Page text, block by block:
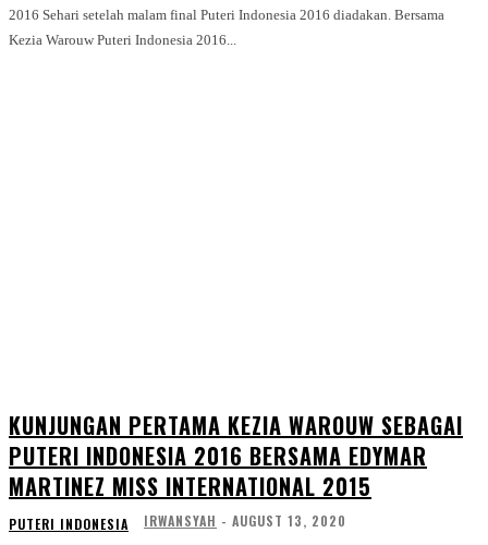
2016 Sehari setelah malam final Puteri Indonesia 2016 diadakan. Bersama
Kezia Warouw Puteri Indonesia 2016...
KUNJUNGAN PERTAMA KEZIA WAROUW SEBAGAI
PUTERI INDONESIA 2016 BERSAMA EDYMAR
MARTINEZ MISS INTERNATIONAL 2015
PUTERI INDONESIA IRWANSYAH - AUGUST 13, 2020